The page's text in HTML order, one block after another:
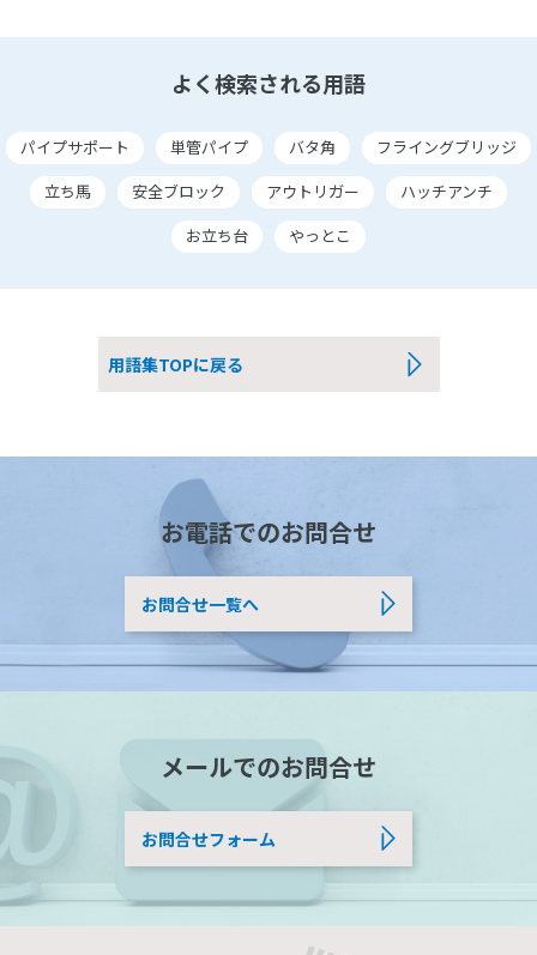
よく検索される用語
パイプサポート 単管パイプ バタ角
フライングブリッジ
立ち馬
安全ブロック アウトリガー
ハッチアンチ
お立ち台
やっとこ
用語集TOPに戻る
お電話でのお問合せ
お問合せ一覧へ
メールでのお問合せ
お問合せフォーム